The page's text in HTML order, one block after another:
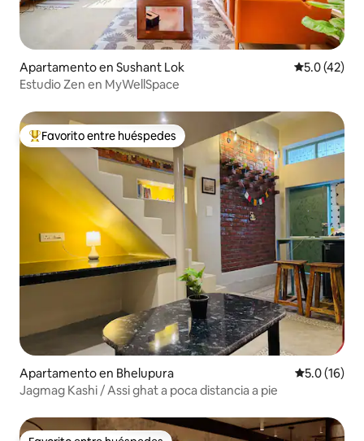
Apartamento en Sushant Lok Calificación
5.0 (42)
Estudio Zen en MyWellSpace
Favorito entre huéspedes preferido
Favorito entre huéspedes
Apartamento en Bhelupura Calificación
5.0 (16)
Jagmag Kashi / Assi ghat a poca distancia a pie